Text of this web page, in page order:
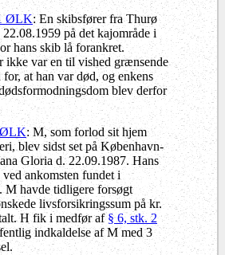
ØLK: En skibsfører fra Thurø
22.08.1959 på det kajområde i
hans skib lå forankret.
ikke var en til vished grænsende
for, at han var død, og enkens
blev derfor
ØLK: M, som forlod sit hjem
blev sidst set på København-
Gloria d. 22.09.1987. Hans
ankomsten fundet i
M havde tidligere forsøgt
livsforsikringssum på kr.
H fik i medfør af§ 6, stk. 2
indkaldelse af M med 3